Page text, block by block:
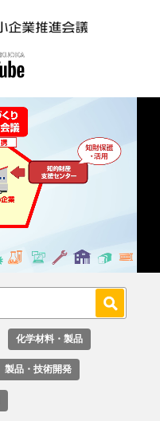
化学材料・製品
製品・技術開発